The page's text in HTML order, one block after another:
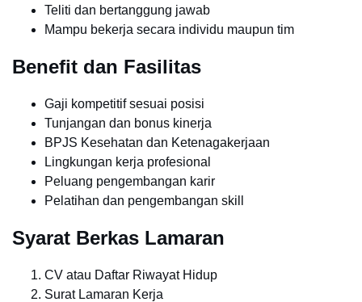
Teliti dan bertanggung jawab
Mampu bekerja secara individu maupun tim
Benefit dan Fasilitas
Gaji kompetitif sesuai posisi
Tunjangan dan bonus kinerja
BPJS Kesehatan dan Ketenagakerjaan
Lingkungan kerja profesional
Peluang pengembangan karir
Pelatihan dan pengembangan skill
Syarat Berkas Lamaran
CV atau Daftar Riwayat Hidup
Surat Lamaran Kerja